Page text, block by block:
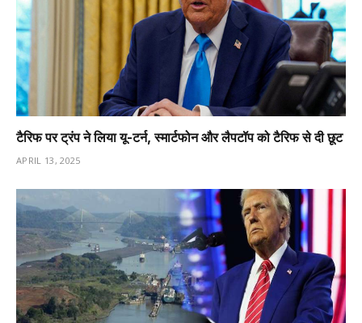
टैरिफ पर ट्रंप ने लिया यू-टर्न, स्मार्टफोन और लैपटॉप को टैरिफ से दी छूट
APRIL 13, 2025